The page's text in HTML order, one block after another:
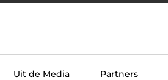
Uit de Media Partners